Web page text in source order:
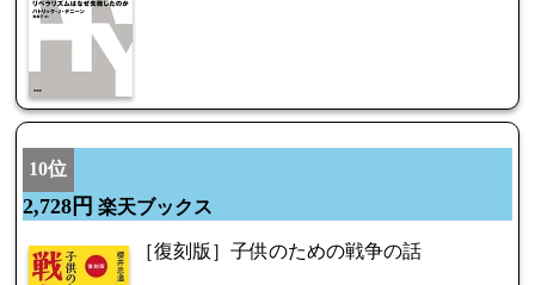
10位
2,728円 楽天ブックス
［復刻版］子供のための戦争の話